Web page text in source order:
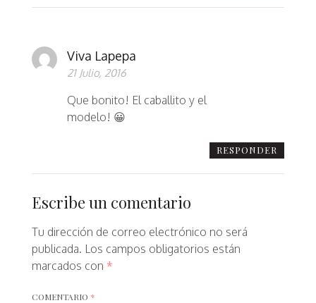
Viva Lapepa
21 Julio, 2016
Que bonito! El caballito y el
modelo! 😀
RESPONDER
Escribe un comentario
Tu dirección de correo electrónico no será
publicada. Los campos obligatorios están
marcados con *
COMENTARIO *